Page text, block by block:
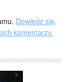
Dowiedz się,
komentarzy.